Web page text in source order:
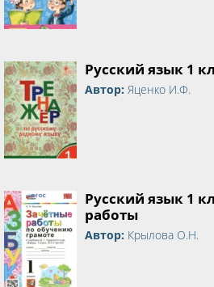
Русский язык 1
Автор: Яценко И.Ф.
Русский язык 1
работы
Автор: Крылова О.Н.